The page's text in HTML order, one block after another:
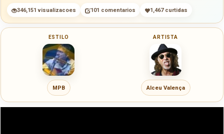
346,151 visualizacoes 101 comentarios 1,467 curtidas
ESTILO
MPB
ARTISTA
Alceu Valença